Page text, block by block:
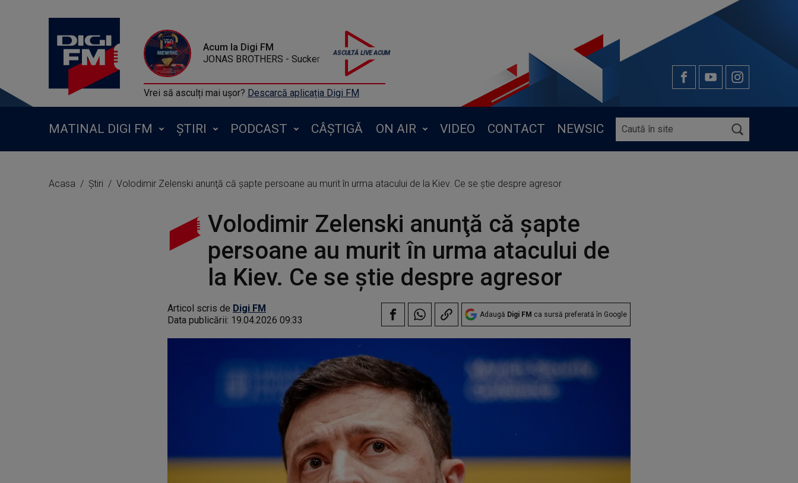
Acum la Digi FM
JONAS BROTHERS - Sucker
Vrei să asculți mai ușor? Descarcă aplicația Digi FM
MATINAL DIGI FM ȘTIRI PODCAST CÂȘTIGĂ ON AIR VIDEO CONTACT NEWSIC
Acasa Știri Volodimir Zelenski anunţă că şapte persoane au murit în urma atacului de la Kiev. Ce se știe despre agresor
Volodimir Zelenski anunţă că şapte
persoane au murit în urma atacului de
la Kiev. Ce se știe despre agresor
Articol scris de Digi FM
Data publicării: 19.04.2026 09:33 Adaugă Digi FM ca sursă preferată în Google